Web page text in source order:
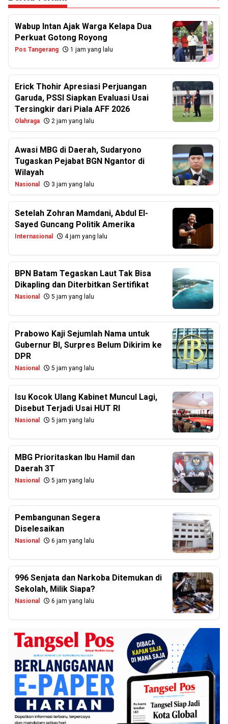
Wabup Intan Ajak Warga Kelapa Dua
Perkuat Gotong Royong
Pos Tangerang 1 jam yang lalu
Erick Thohir Apresiasi Perjuangan
Garuda, PSSI Siapkan Evaluasi Usai
Tersingkir dari Piala AFF 2026
Olahraga 2 jam yang lalu
Awasi MBG di Daerah, Sudaryono
Tugaskan Pejabat BGN Ngantor di
Wilayah
Nasional 3 jam yang lalu
Setelah Zohran Mamdani, Abdul El-
Sayed Guncang Politik Amerika
Internasional 4 jam yang lalu
BPN Batam Tegaskan Laut Tak Bisa
Dikapling dan Diterbitkan Sertifikat
Nasional 5 jam yang lalu
Prabowo Kaji Sejumlah Nama untuk
Gubernur BI, Surpres Belum Dikirim ke
DPR
Nasional 5 jam yang lalu
Isu Kocok Ulang Kabinet Muncul Lagi,
Disebut Terjadi Usai HUT RI
Nasional 5 jam yang lalu
MBG Prioritaskan Ibu Hamil dan
Daerah 3T
Nasional 5 jam yang lalu
Pembangunan Segera
Diselesaikan
Nasional 6 jam yang lalu
996 Senjata dan Narkoba Ditemukan di
Sekolah, Milik Siapa?
Nasional 6 jam yang lalu